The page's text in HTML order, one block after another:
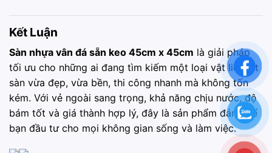
Kết Luận
Sàn nhựa vân đá sẵn keo 45cm x 45cm là giải pháp
tối ưu cho những ai đang tìm kiếm một loại vật liệu lát
sàn vừa đẹp, vừa bền, thi công nhanh mà không tốn
kém. Với vẻ ngoài sang trọng, khả năng chịu nước, độ
bám tốt và giá thành hợp lý, đây là sản phẩm đáng để
bạn đầu tư cho mọi không gian sống và làm việc.